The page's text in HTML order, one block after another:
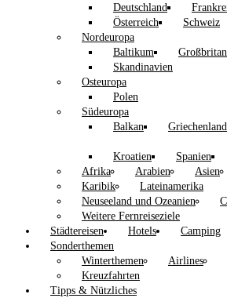
Deutschland
Österreich
Schweiz
Nordeuropa
Baltikum
Skandinavien
Osteuropa
Polen
Südeuropa
Balkan
Griechenland
Kroatien
Spanien
Afrika
Arabien Asien
Karibik
Lateinamerika
Neuseeland und Ozeanien
Weitere Fernreiseziele
Städtereisen
Hotels
Camping
Sonderthemen
Winterthemen
Airlines
Kreuzfahrten
Tipps & Nützliches